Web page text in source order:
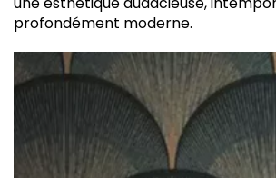
profondément moderne.